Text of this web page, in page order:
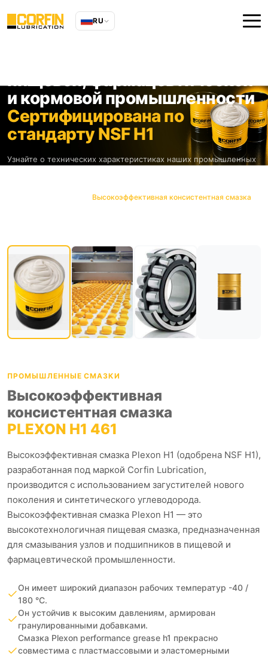
RU
пищевой, фармацевтической
и кормовой промышленности
Сертифицирована по
стандарту NSF H1
Узнайте о технических характеристиках наших промышленных
Высокоэффективная консистентная смазка
СЕРТИФИЦИРОВАНО ПО СТАНДАРТУ NSF H1
ПРОМЫШЛЕННЫЕ СМАЗКИ
Высокоэффективная
консистентная смазка
PLEXON H1 461
Высокоэффективная смазка Plexon H1 (одобрена NSF H1),
разработанная под маркой Corfin Lubrication,
производится с использованием загустителей нового
поколения и синтетического углеводорода.
Высокоэффективная смазка Plexon H1 — это
высокотехнологичная пищевая смазка, предназначенная
для смазывания узлов и подшипников в пищевой и
фармацевтической промышленности.
Он имеет широкий диапазон рабочих температур -40 /
180 °C.
Он устойчив к высоким давлениям, армирован
гранулированными добавками.
Смазка Plexon performance grease h1 прекрасно
совместима с пластмассовыми и эластомерными